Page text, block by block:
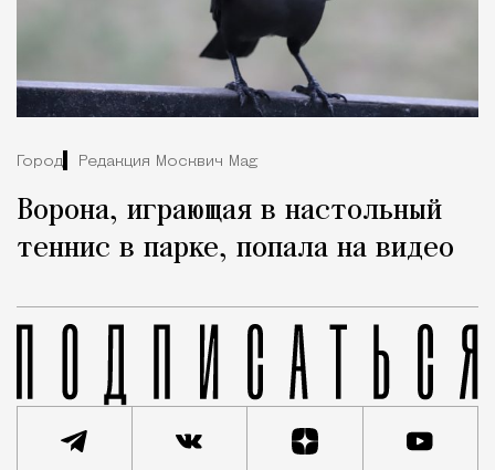
Город Редакция Москвич Mag
Ворона, играющая в настольный
теннис в парке, попала на видео